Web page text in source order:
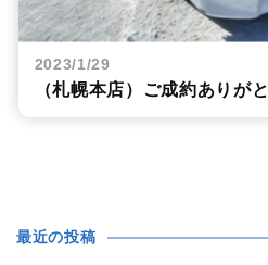
2023/1/29
（札幌本店）ご成約ありが
最近の投稿